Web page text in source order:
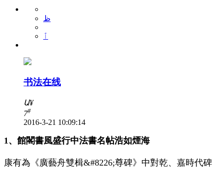
ظ
ٱ
书法在线
Ա¥
7#
2016-3-21 10:09:14
1、館閣書風盛行中法書名帖浩如煙海
康有為《廣藝舟雙楫&#8226;尊碑》中對乾、嘉時代碑